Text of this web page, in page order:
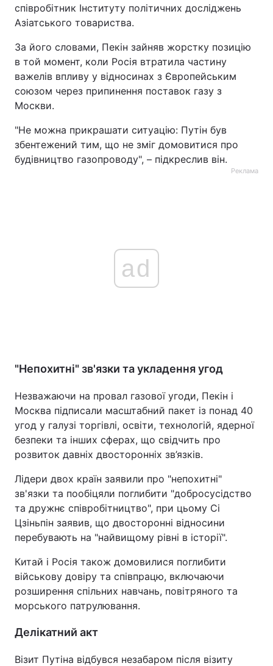
співробітник Інституту політичних досліджень
Азіатського товариства.
За його словами, Пекін зайняв жорстку позицію
в той момент, коли Росія втратила частину
важелів впливу у відносинах з Європейським
союзом через припинення поставок газу з
Москви.
"Не можна прикрашати ситуацію: Путін був
збентежений тим, що не зміг домовитися про
будівництво газопроводу", – підкреслив він.
Реклама
ad
"Непохитні" зв'язки та укладення угод
Незважаючи на провал газової угоди, Пекін і
Москва підписали масштабний пакет із понад 40
угод у галузі торгівлі, освіти, технологій, ядерної
безпеки та інших сферах, що свідчить про
розвиток давніх двосторонніх зв’язків.
Лідери двох країн заявили про "непохитні"
зв'язки та пообіцяли поглибити "добросусідство
та дружнє співробітництво", при цьому Сі
Цзіньпін заявив, що двосторонні відносини
перебувають на "найвищому рівні в історії".
Китай і Росія також домовилися поглибити
військову довіру та співпрацю, включаючи
розширення спільних навчань, повітряного та
морського патрулювання.
Делікатний акт
Візит Путіна відбувся незабаром після візиту